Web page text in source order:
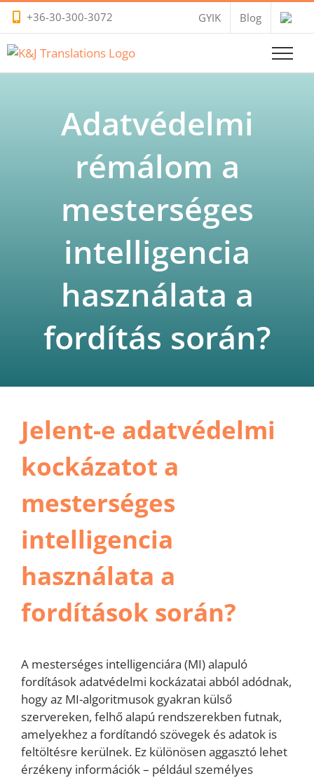
Kihagyás
+36-30-300-3072 GYIK Blog
Adatvédelmi
rémálom a
mesterséges
intelligencia
használata a
fordítás során?
Jelent-e adatvédelmi
kockázatot a
mesterséges
intelligencia
használata a
fordítások során?
A mesterséges intelligenciára (MI) alapuló
fordítások adatvédelmi kockázatai abból adódnak,
hogy az MI-algoritmusok gyakran külső
szervereken, felhő alapú rendszerekben futnak,
amelyekhez a fordítandó szövegek és adatok is
feltöltésre kerülnek. Ez különösen aggasztó lehet
érzékeny információk – például személyes